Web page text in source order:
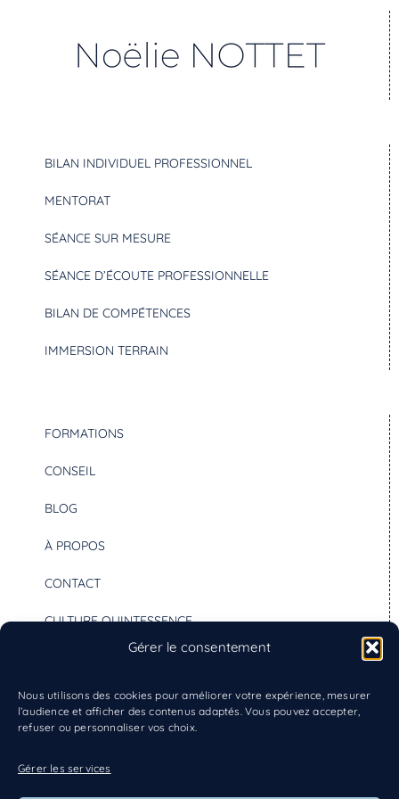
Gérer le consentement
Nous utilisons des cookies pour améliorer votre expérience, mesurer
l’audience et afficher des contenus adaptés. Vous pouvez accepter,
refuser ou personnaliser vos choix.
Gérer les services
BILAN INDIVIDUEL PROFESSIONNEL
MENTORAT
SÉANCE SUR MESURE
SÉANCE D’ÉCOUTE PROFESSIONNELLE
BILAN DE COMPÉTENCES
IMMERSION TERRAIN
FORMATIONS
CONSEIL
BLOG
À PROPOS
CONTACT
CULTURE QUINTESSENCE
06 60 08 46 16